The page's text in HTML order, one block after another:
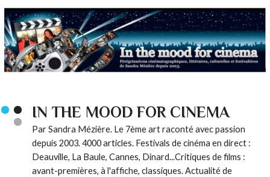
IN THE MOOD FOR CINEMA
Par Sandra Mézière. Le 7ème art raconté avec passion
depuis 2003. 4000 articles. Festivals de cinéma en direct :
Deauville, La Baule, Cannes, Dinard...Critiques de films :
avant-premières, à l'affiche, classiques. Actualité de